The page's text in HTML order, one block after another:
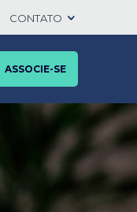
CONTATO
ASSOCIE-SE